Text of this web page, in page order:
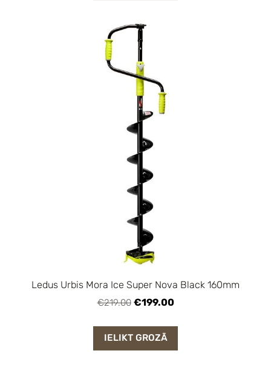
Ledus Urbis Mora Ice Super Nova Black 160mm
€219.00 €199.00
IELIKT GROZĀ